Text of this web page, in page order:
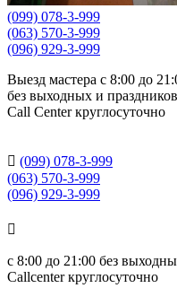
(099) 078-3-999
(063) 570-3-999
(096) 929-3-999
Выезд мастера с 8:00 до
без выходных и праздников
Сall Сenter круглосуточно
 (099) 078-3-999
(063) 570-3-999
(096) 929-3-999

с 8:00 до 21:00 без
Callcenter круглосуточно